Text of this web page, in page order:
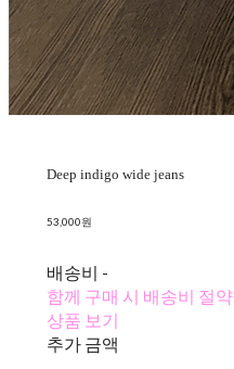
Deep indigo wide jeans
53,000원
배송비 -
함께 구매 시 배송비 절약
상품 보기
추가 금액